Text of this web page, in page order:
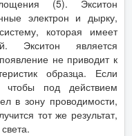
(5). Экситон
электрон и дырку,
которая имеет
Экситон является
не приводит к
образца. Если
чтобы под действием
в зону проводимости,
тот же результат,